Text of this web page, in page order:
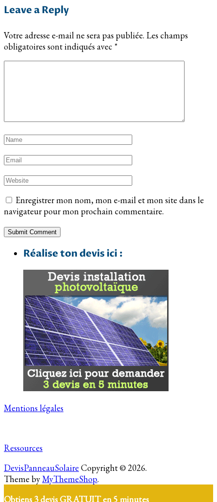
Leave a Reply
Votre adresse e-mail ne sera pas publiée. Les champs
obligatoires sont indiqués avec *
Enregistrer mon nom, mon e-mail et mon site dans le
navigateur pour mon prochain commentaire.
Réalise ton devis ici :
Mentions légales
Ressources
DevisPanneauSolaire Copyright © 2026.
Theme byMyThemeShop.
Obtiens 3 devis GRATUIT en 5 minutes